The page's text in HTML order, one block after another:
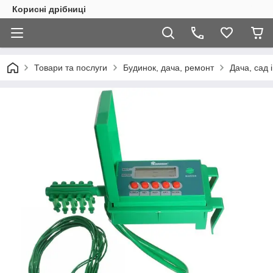
Корисні дрібниці
Товари та послуги Будинок, дача, ремонт Дача, сад